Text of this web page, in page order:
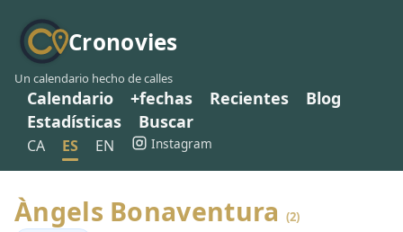
Cronovies
Un calendario hecho de calles
Calendario +fechas Recientes
Blog
Estadísticas
Buscar
CA ES EN Instagram
Àngels Bonaventura (2)